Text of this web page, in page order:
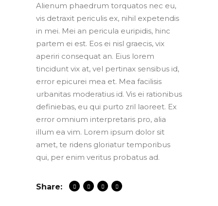
Alienum phaedrum torquatos nec eu,
vis detraxit periculis ex, nihil expetendis
in mei. Mei an pericula euripidis, hinc
partem ei est. Eos ei nisl graecis, vix
aperiri consequat an. Eius lorem
tincidunt vix at, vel pertinax sensibus id,
error epicurei mea et. Mea facilisis
urbanitas moderatius id. Vis ei rationibus
definiebas, eu qui purto zril laoreet. Ex
error omnium interpretaris pro, alia
illum ea vim. Lorem ipsum dolor sit
amet, te ridens gloriatur temporibus
qui, per enim veritus probatus ad.
Share: